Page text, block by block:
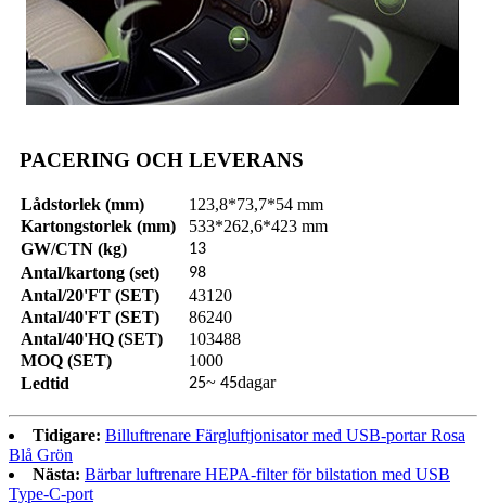
PACERING OCH LEVERANS
Lådstorlek (mm)
123,8*73,7*54 mm
Kartongstorlek (mm)
533*262,6*423 mm
GW/CTN (kg)
13
Antal/kartong (set) 98
Antal/20'FT (SET)
43120
Antal/40'FT (SET)
86240
Antal/40'HQ (SET)
103488
MOQ (SET)
1000
Ledtid
25~ 45dagar
Tidigare: Billuftrenare Färgluftjonisator med USB-portar Rosa
Blå Grön
Nästa: Bärbar luftrenare HEPA-filter för bilstation med USB
Type-C-port